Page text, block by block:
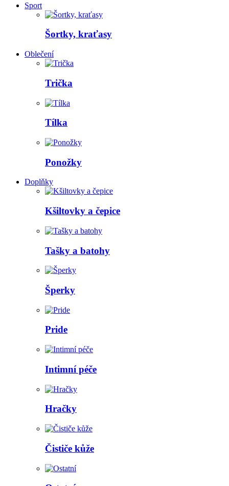
Sport
Šortky, kraťasy
Oblečení
Trička
Tílka
Ponožky
Doplňky
Kšiltovky a čepice
Tašky a batohy
Šperky
Pride
Intimní péče
Hračky
Čističe kůže